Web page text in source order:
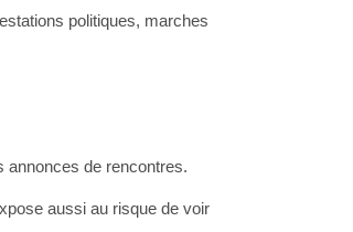
politiques, marches
annonces de rencontres.
aussi au risque de voir